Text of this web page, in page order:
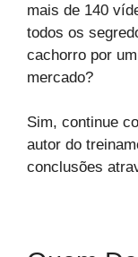
mais de 140
todos os
cachorro por
mercado?
Sim, continue
autor do
conclusões